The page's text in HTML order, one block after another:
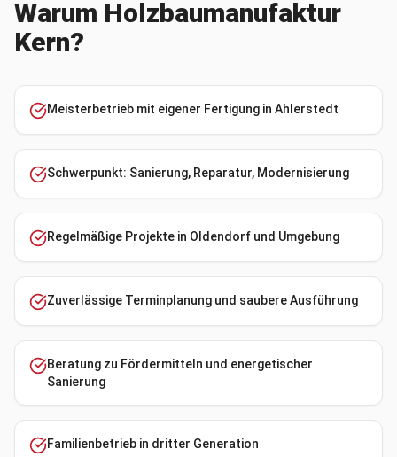
Warum Holzbaumanufaktur
Kern?
Meisterbetrieb mit eigener Fertigung in Ahlerstedt
Schwerpunkt: Sanierung, Reparatur, Modernisierung
Regelmäßige Projekte in Oldendorf und Umgebung
Zuverlässige Terminplanung und saubere Ausführung
Beratung zu Fördermitteln und energetischer
Sanierung
Familienbetrieb in dritter Generation